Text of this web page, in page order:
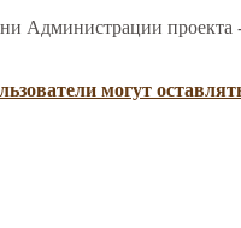
Администрации проекта
могут